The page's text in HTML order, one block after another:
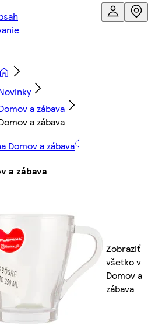
a zábava
a zábava
Domov a zábava
a zábava
Zobraziť
všetko v
Domov a
zábava